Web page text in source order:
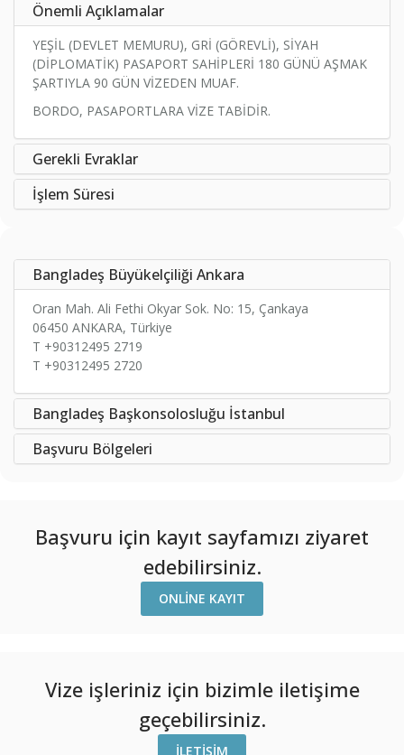
Önemli Açıklamalar
YEŞİL (DEVLET MEMURU), GRİ (GÖREVLİ), SİYAH
(DİPLOMATİK) PASAPORT SAHİPLERİ 180 GÜNÜ AŞMAK
ŞARTIYLA 90 GÜN VİZEDEN MUAF.
BORDO, PASAPORTLARA VİZE TABİDİR.
Gerekli Evraklar
İşlem Süresi
Bangladeş Büyükelçiliği Ankara
Oran Mah. Ali Fethi Okyar Sok. No: 15, Çankaya
06450 ANKARA, Türkiye
T +90312495 2719
T +90312495 2720
Bangladeş Başkonsolosluğu İstanbul
Başvuru Bölgeleri
Başvuru için kayıt sayfamızı ziyaret
edebilirsiniz.
ONLINE KAYIT
Vize işleriniz için bizimle iletişime
geçebilirsiniz.
İLETIŞIM